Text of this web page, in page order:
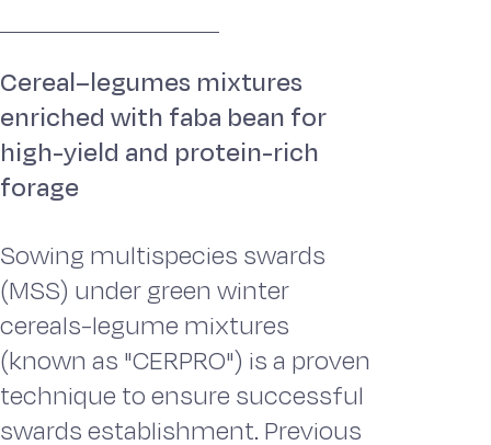
Cereal–legumes mixtures
enriched with faba bean for
high-yield and protein-rich
forage
Sowing multispecies swards
(MSS) under green winter
cereals-legume mixtures
(known as "CERPRO") is a proven
technique to ensure successful
swards establishment. Previous